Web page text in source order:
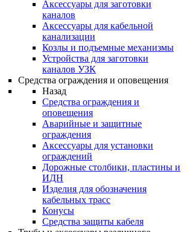
Аксессуары для заготовки
каналов
Аксессуары для кабельной
канализации
Козлы и подъемные механизмы
Устройства для заготовки
каналов УЗК
Средства ограждения и оповещения
Назад
Средства ограждения и
оповещения
Аварийные и защитные
ограждения
Аксессуары для установки
ограждений
Дорожные столбики, пластины и
ИДН
Изделия для обозначения
кабельных трасс
Конусы
Средства защиты кабеля